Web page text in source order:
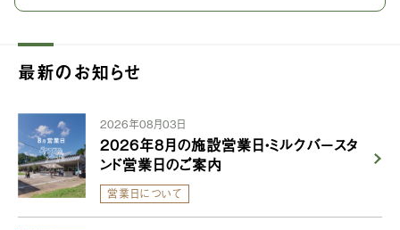
最新のお知らせ
2026年08月03日
2026年8月の施設営業日・ミルクバースタ
ンド営業日のご案内
営業日について